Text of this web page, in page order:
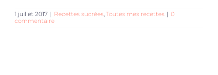
1 juillet 2017 | Recettes sucrées, Toutes mes recettes | 0
commentaire